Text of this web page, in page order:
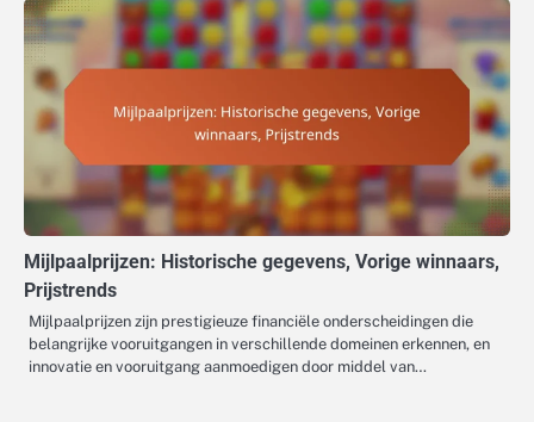
Mijlpaalprijzen: Historische gegevens, Vorige winnaars,
Prijstrends
Mijlpaalprijzen zijn prestigieuze financiële onderscheidingen die
belangrijke vooruitgangen in verschillende domeinen erkennen, en
innovatie en vooruitgang aanmoedigen door middel van…